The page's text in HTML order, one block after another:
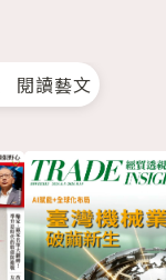
閱讀藝文